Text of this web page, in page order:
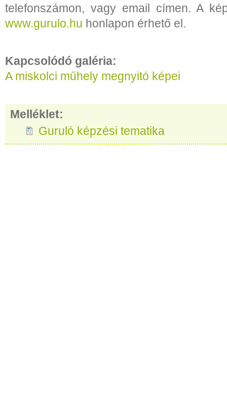
telefonszámon, vagy email címen. A
www.gurulo.hu honlapon érhető el.
Kapcsolódó galéria:
A miskolci műhely megnyitó képei
Melléklet:
Guruló képzési tematika